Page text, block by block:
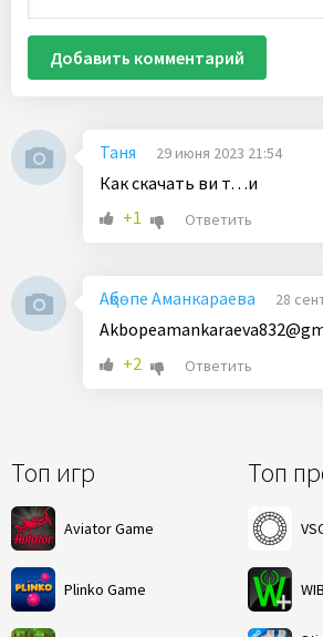
Топ игр
Aviator Game
Plinko Game
Топ
Добавить комментарий
Таня 29 июня 2023 21:54
Как скачать ви т. . .и
+1
Ответить
Ақбөпе Аманкараева 28
+2
Ответить